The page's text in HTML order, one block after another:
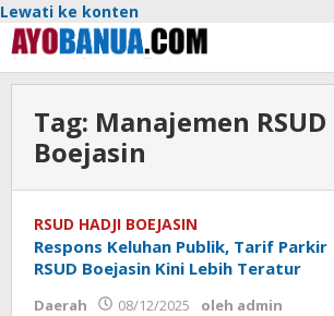
Lewati ke konten
Tag: Manajemen
Boejasin
RSUD HADJI BOEJASIN
Respons Keluhan Publik, Tarif Parkir
RSUD Boejasin Kini Lebih Teratur
Daerah 08/12/2025 oleh admin